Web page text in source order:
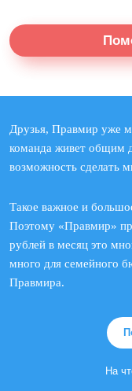
Друзья, Правмир уже
команда живет общим
возможность сделать
Такое важное и
Поэтому «Правмир»
рублей в месяц это
много для семейного
Правмира.
На